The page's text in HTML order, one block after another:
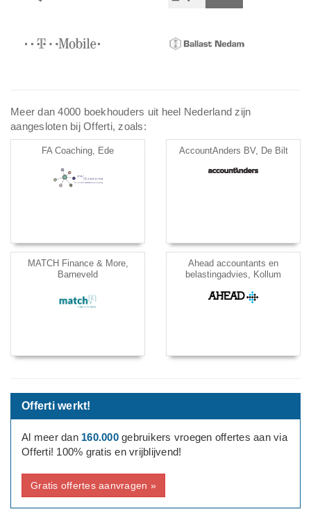
Meer dan 4000 boekhouders uit heel Nederland zijn
aangesloten bij Offerti, zoals:
FA Coaching, Ede AccountAnders BV, De Bilt
MATCH Finance & More,
Barneveld
Ahead accountants en
belastingadvies, Kollum
Offerti werkt!
Al meer dan 160.000gebruikers vroegen offertes aan via
Offerti! 100% gratis en vrijblijvend!
Gratis offertes aanvragen »